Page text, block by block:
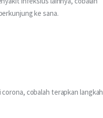
ke sana.
cobalah terapkan langkah